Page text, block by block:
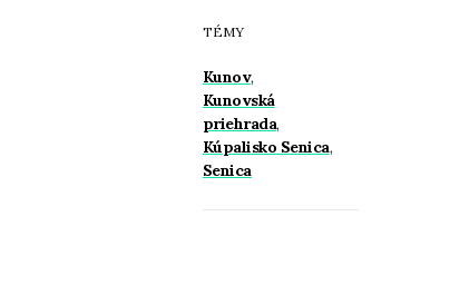
TÉMY
Kunov,
Kunovská
priehrada,
Kúpalisko Senica,
Senica